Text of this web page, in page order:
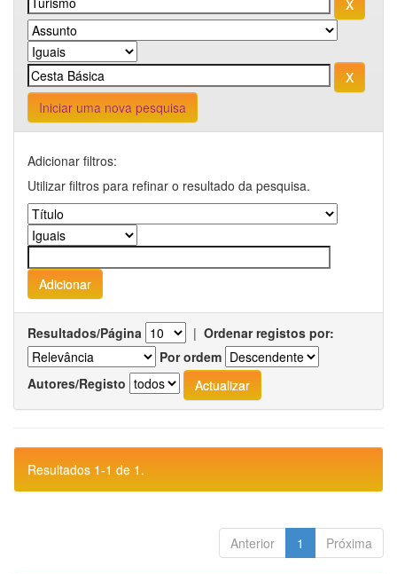
Iniciar uma nova pesquisa
Adicionar filtros:
Utilizar filtros para refinar o resultado da pesquisa.
Resultados/Página | Ordenar registos por:
Por ordem
Autores/Registo
Resultados 1-1 de 1.
Anterior 1 Próxima